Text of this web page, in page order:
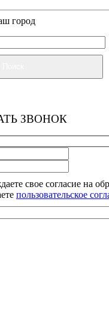
город
ЗВОНОК
свое согласие на
пользовательское